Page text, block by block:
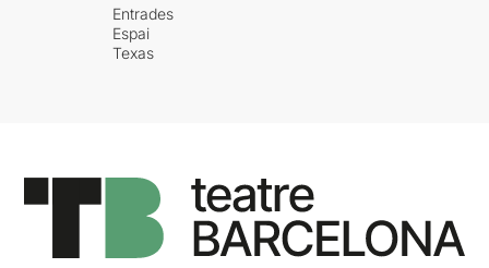
Entrades
Espai
Texas